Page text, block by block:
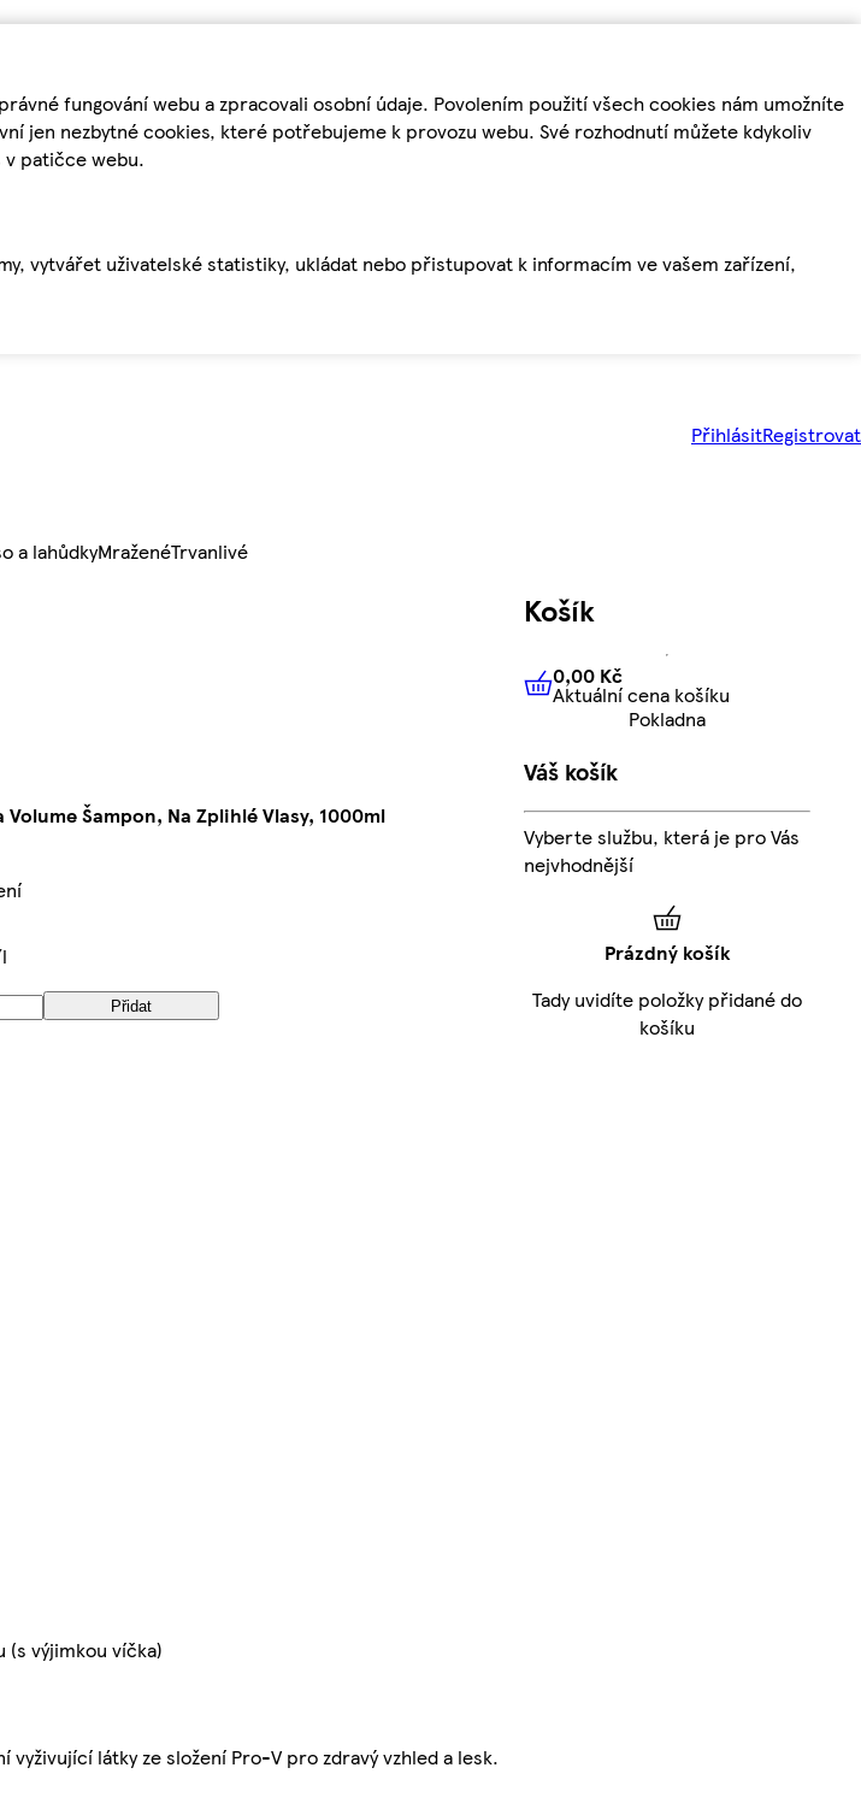
fungování webu a zpracovali osobní údaje. Povolením použití všech cookies nám umožníte
jen nezbytné cookies, které potřebujeme k provozu webu. Své rozhodnutí můžete kdykoliv
v patičce webu.
vytvářet uživatelské statistiky, ukládat nebo přistupovat k informacím ve vašem zařízení,
PřihlásitRegistrovat
a lahůdkyMraženéTrvanlivé
Šampon, Na Zplihlé Vlasy, 1000ml
Přidat
(s výjimkou víčka)
látky ze složení Pro-V pro zdravý vzhled a lesk.
Košík
0,00 KčAktuální cena košíku
0,00 Kč
Aktuální cena košíku
Pokladna
Váš košík
Vyberte službu, která je pro Vás
nejvhodnější
Prázdný košík
Tady uvidíte položky přidané do
košíku